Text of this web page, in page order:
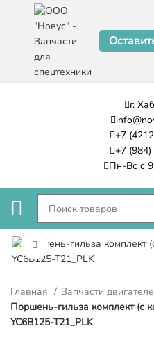
г.
+7
+7
Пн-Вс с
Нажмите, чтобы
Главная
Запчасти
Поршень-гильза комплект (с
YC6B125-T21_PLK